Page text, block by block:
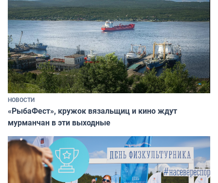
НОВОСТИ
«РыбаФест», кружок вязальщиц и кино ждут
мурманчан в эти выходные